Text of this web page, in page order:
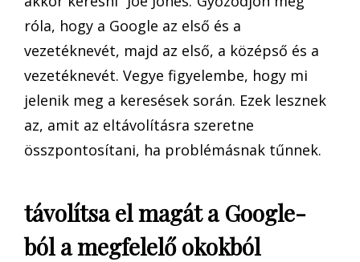
róla, hogy a Google az első és a
vezetéknevét, majd az első, a középső és a
vezetéknevét. Vegye figyelembe, hogy mi
jelenik meg a keresések során. Ezek lesznek
az, amit az eltávolításra szeretne
összpontosítani, ha problémásnak tűnnek.
távolítsa el magát a Google-
ból a megfelelő okokból